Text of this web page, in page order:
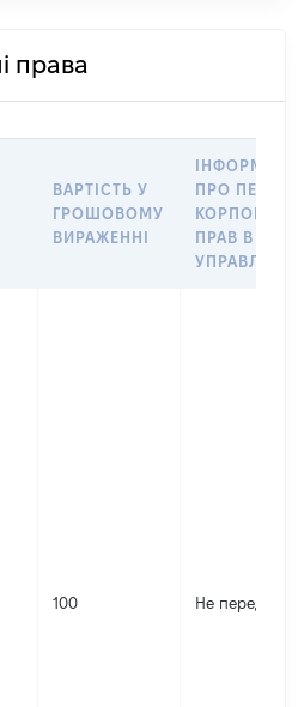
права
ВАРТІСТЬ У
ГРОШОВОМУ
ВИРАЖЕННІ
ІНФОРМАЦІЯ
ПРО
ПРАВ В
УПРАВЛІННЯ
100 Не передано